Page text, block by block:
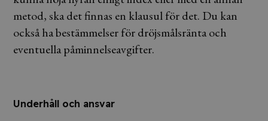
metod, ska det finnas en klausul för det. Du kan
också ha bestämmelser för dröjsmålsränta och
eventuella påminnelseavgifter.
Underhåll och ansvar